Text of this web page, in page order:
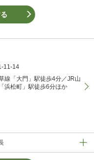
11-14
線「大門」駅徒歩4分／JR山
浜松町」駅徒歩6分ほか